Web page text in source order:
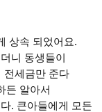
상속 되었어요.
니 동생들이
전세금만 준다
든 알아서
. 큰아들에게 모든